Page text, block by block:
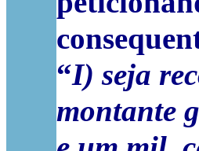
“I) seja
montante